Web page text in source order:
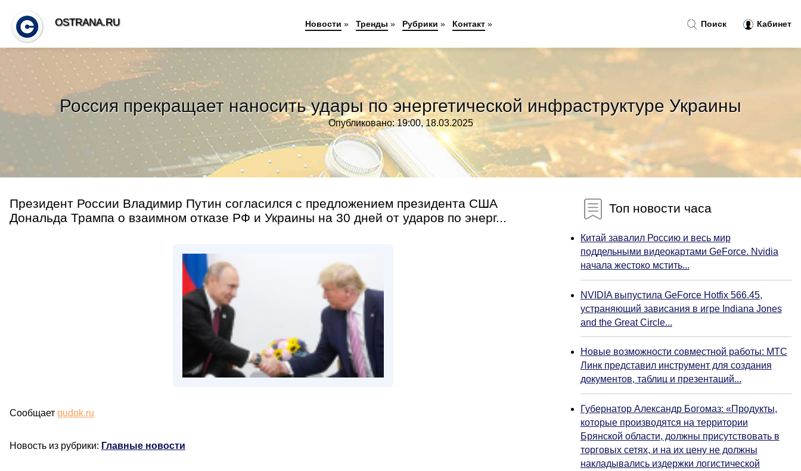
Россия прекращает наносить удары по энергетической инфраструктуре Украины
Опубликовано: 19:00, 18.03.2025
Президент России Владимир Путин согласился с предложением президента США
Дональда Трампа о взаимном отказе РФ и Украины на 30 дней от ударов по энерг...
Сообщает gudok.ru
Новость из рубрики: Главные новости
Топ новости часа
Китай завалил Россию и весь мир
поддельными видеокартами GeForce. Nvidia
начала жестоко мстить...
NVIDIA выпустила GeForce Hotfix 566.45,
устраняющий зависания в игре Indiana Jones
and the Great Circle...
Новые возможности совместной работы: МТС
Линк представил инструмент для создания
документов, таблиц и презентаций...
Губернатор Александр Богомаз: «Продукты,
которые производятся на территории
Брянской области, должны присутствовать в
торговых сетях, и на их цену не должны
накладывались издержки логистической
Поиск Кабинет
OSTRANA.RU Новости » Тренды » Рубрики » Контакт»